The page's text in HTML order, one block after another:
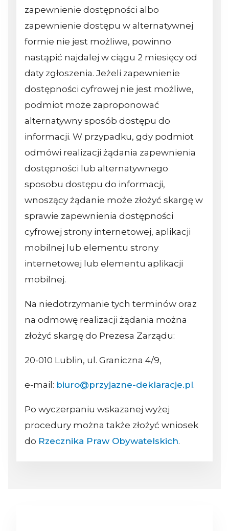
zapewnienie dostępności albo
zapewnienie dostępu w alternatywnej
formie nie jest możliwe, powinno
nastąpić najdalej w ciągu 2 miesięcy od
daty zgłoszenia. Jeżeli zapewnienie
dostępności cyfrowej nie jest możliwe,
podmiot może zaproponować
alternatywny sposób dostępu do
informacji. W przypadku, gdy podmiot
odmówi realizacji żądania zapewnienia
dostępności lub alternatywnego
sposobu dostępu do informacji,
wnoszący żądanie może złożyć skargę w
sprawie zapewnienia dostępności
cyfrowej strony internetowej, aplikacji
mobilnej lub elementu strony
internetowej lub elementu aplikacji
mobilnej.
Na niedotrzymanie tych terminów oraz
na odmowę realizacji żądania można
złożyć skargę do Prezesa Zarządu:
20-010 Lublin, ul. Graniczna 4/9,
e-mail: biuro@przyjazne-deklaracje.pl.
Po wyczerpaniu wskazanej wyżej
procedury można także złożyć wniosek
do Rzecznika Praw Obywatelskich.